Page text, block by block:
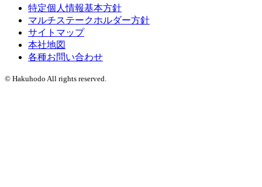
特定個人情報基本方針
マルチステークホルダー方針
サイトマップ
本社地図
各種お問い合わせ
© Hakuhodo All rights reserved.